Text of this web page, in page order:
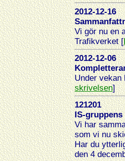
2012-12-16
Vi gör nu en
Trafikverket [
2012-12-06
Under vekan
skrivelsen]
121201
IS-
Vi har
som vi nu
Har du
den 4